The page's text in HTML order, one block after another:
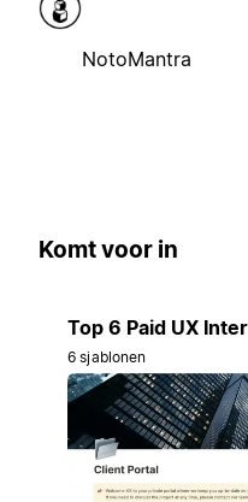
NotoMantra
Komt voor in
Top 6 Paid UX
6 sjablonen